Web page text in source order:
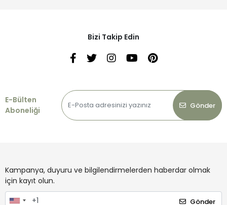
Bizi Takip Edin
E-Bülten
Aboneliği
Gönder
Kampanya, duyuru ve bilgilendirmelerden haberdar olmak
için kayıt olun.
Gönder